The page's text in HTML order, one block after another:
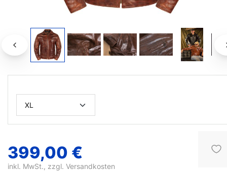
399,00 €
inkl. MwSt., zzgl. Versandkosten